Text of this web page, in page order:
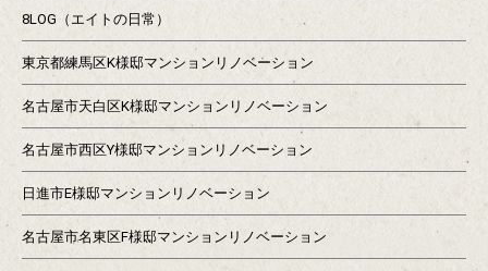
8LOG（エイトの日常）
東京都練馬区K様邸マンションリノベーション
名古屋市天白区K様邸マンションリノベーション
名古屋市西区Y様邸マンションリノベーション
日進市E様邸マンションリノベーション
名古屋市名東区F様邸マンションリノベーション